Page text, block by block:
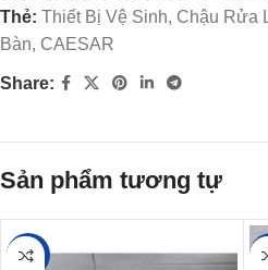
Thẻ: Thiết Bị Vệ Sinh, Chậu Rửa
Bàn, CAESAR
Share:
Sản phẩm tương tự
-22% -